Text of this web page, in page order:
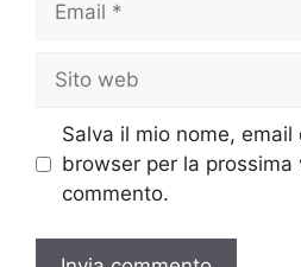
web
Salva il mio nome,
browser per la prossima
commento.